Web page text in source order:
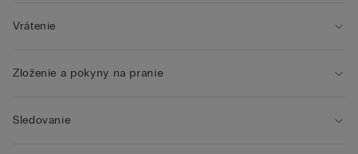
Vrátenie
Zloženie a pokyny na pranie
Sledovanie